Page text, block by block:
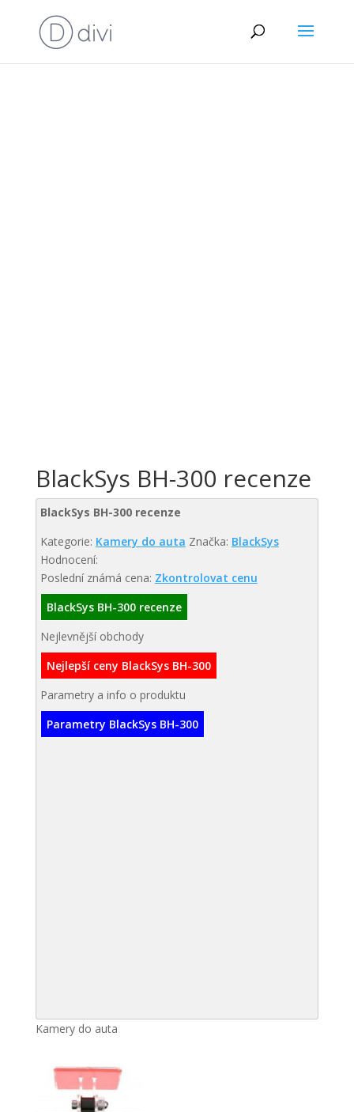
BlackSys BH-300 recenze
BlackSys BH-300 recenze
Kategorie: Kamery do auta Značka: BlackSys
Hodnocení:
Poslední známá cena: Zkontrolovat cenu
BlackSys BH-300 recenze
Nejlevnější obchody
Nejlepší ceny BlackSys BH-300
Parametry a info o produktu
Parametry BlackSys BH-300
Kamery do auta